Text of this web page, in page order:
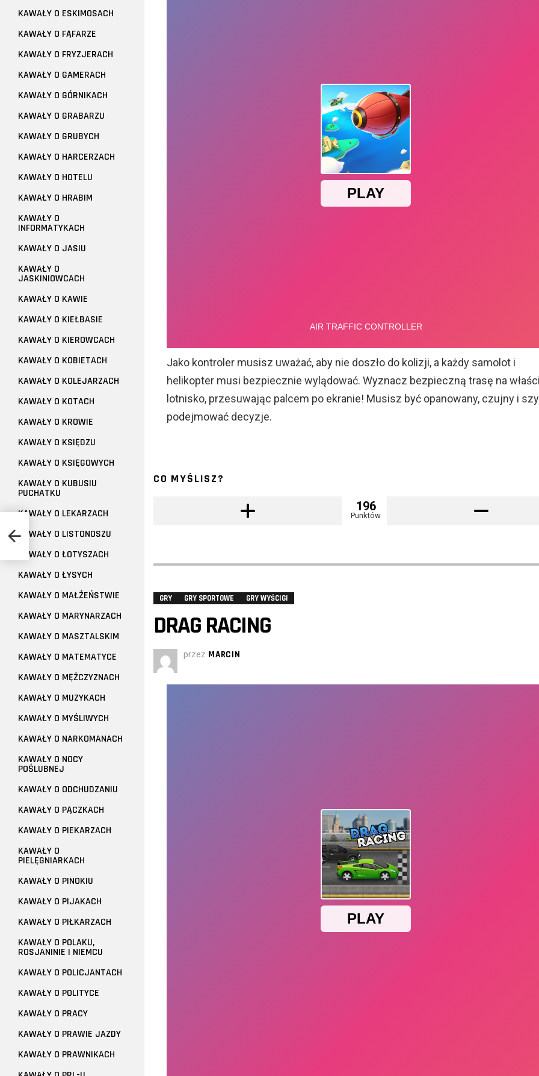
Jako kontroler musisz uważać, aby nie doszło do kolizji, a każdy samolot i
helikopter musi bezpiecznie wylądować. Wyznacz bezpieczną trasę na
lotnisko, przesuwając palcem po ekranie! Musisz być opanowany, czujny i
podejmować decyzje.
CO MYŚLISZ?
196
Punktów
GRY GRY SPORTOWE GRY WYŚCIGI
DRAG RACING
przez MARCIN
KAWAŁY O ESKIMOSACH
KAWAŁY O FĄFARZE
KAWAŁY O FRYZJERACH
KAWAŁY O GAMERACH
KAWAŁY O GÓRNIKACH
KAWAŁY O GRABARZU
KAWAŁY O GRUBYCH
KAWAŁY O HARCERZACH
KAWAŁY O HOTELU
KAWAŁY O HRABIM
KAWAŁY O
INFORMATYKACH
KAWAŁY O JASIU
KAWAŁY O
JASKINIOWCACH
KAWAŁY O KAWIE
KAWAŁY O KIEŁBASIE
KAWAŁY O KIEROWCACH
KAWAŁY O KOBIETACH
KAWAŁY O KOLEJARZACH
KAWAŁY O KOTACH
KAWAŁY O KROWIE
KAWAŁY O KSIĘDZU
KAWAŁY O KSIĘGOWYCH
KAWAŁY O KUBUSIU
PUCHATKU
KAWAŁY O LEKARZACH
KAWAŁY O LISTONOSZU
KAWAŁY O ŁOTYSZACH
KAWAŁY O ŁYSYCH
KAWAŁY O MAŁŻEŃSTWIE
KAWAŁY O MARYNARZACH
KAWAŁY O MASZTALSKIM
KAWAŁY O MATEMATYCE
KAWAŁY O MĘŻCZYZNACH
KAWAŁY O MUZYKACH
KAWAŁY O MYŚLIWYCH
KAWAŁY O NARKOMANACH
KAWAŁY O NOCY
POŚLUBNEJ
KAWAŁY O ODCHUDZANIU
KAWAŁY O PĄCZKACH
KAWAŁY O PIEKARZACH
KAWAŁY O
PIELĘGNIARKACH
KAWAŁY O PINOKIU
KAWAŁY O PIJAKACH
KAWAŁY O PIŁKARZACH
KAWAŁY O POLAKU,
ROSJANINIE I NIEMCU
KAWAŁY O POLICJANTACH
KAWAŁY O POLITYCE
KAWAŁY O PRACY
KAWAŁY O PRAWIE JAZDY
KAWAŁY O PRAWNIKACH